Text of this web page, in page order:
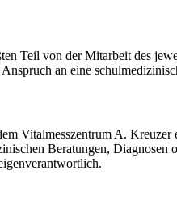
Teil von der Mitarbeit des
an eine
Vitalmesszentrum A.
Beratungen, Diagnosen